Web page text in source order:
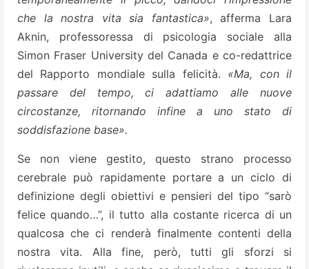
che la nostra vita sia fantastica», afferma Lara
Aknin, professoressa di psicologia sociale alla
Simon Fraser University del Canada e co-redattrice
del Rapporto mondiale sulla felicità. «Ma, con il
passare del tempo, ci adattiamo alle nuove
circostanze, ritornando infine a uno stato di
soddisfazione base».
Se non viene gestito, questo strano processo
cerebrale può rapidamente portare a un ciclo di
definizione degli obiettivi e pensieri del tipo “sarò
felice quando…”, il tutto alla costante ricerca di un
qualcosa che ci renderà finalmente contenti della
nostra vita. Alla fine, però, tutti gli sforzi si